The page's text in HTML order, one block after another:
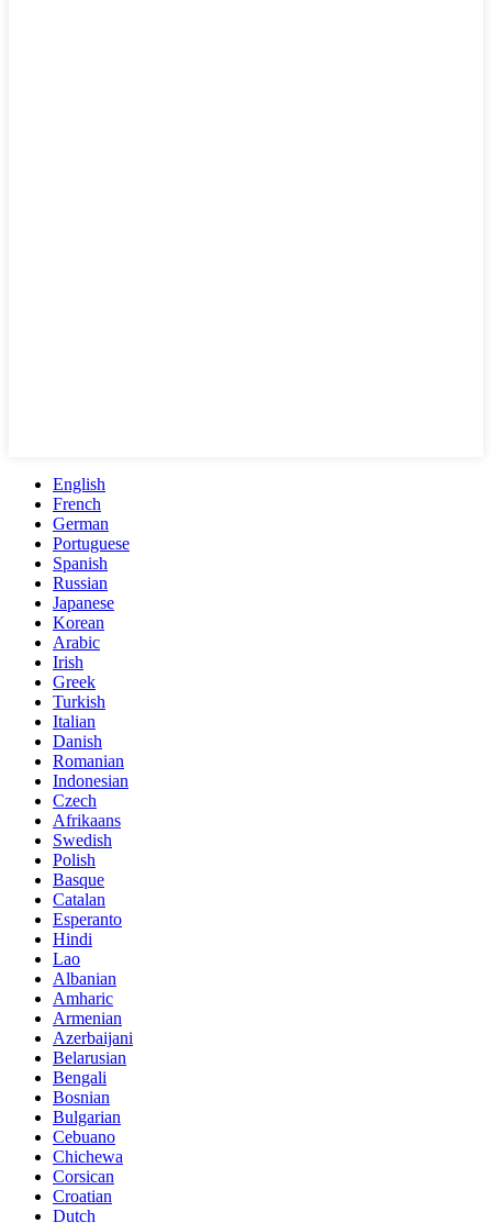
English
French
German
Portuguese
Spanish
Russian
Japanese
Korean
Arabic
Irish
Greek
Turkish
Italian
Danish
Romanian
Indonesian
Czech
Afrikaans
Swedish
Polish
Basque
Catalan
Esperanto
Hindi
Lao
Albanian
Amharic
Armenian
Azerbaijani
Belarusian
Bengali
Bosnian
Bulgarian
Cebuano
Chichewa
Corsican
Croatian
Dutch